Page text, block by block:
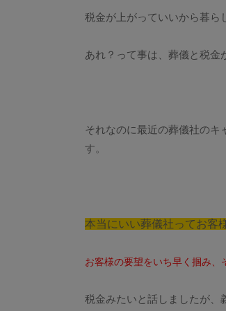
税金が上がっていいから暮ら
あれ？って事は、葬儀と税金
それなのに最近の葬儀社の
す。
本当にいい葬儀社ってお客
お客様の要望をいち早く掴み、
税金みたいと話しましたが、